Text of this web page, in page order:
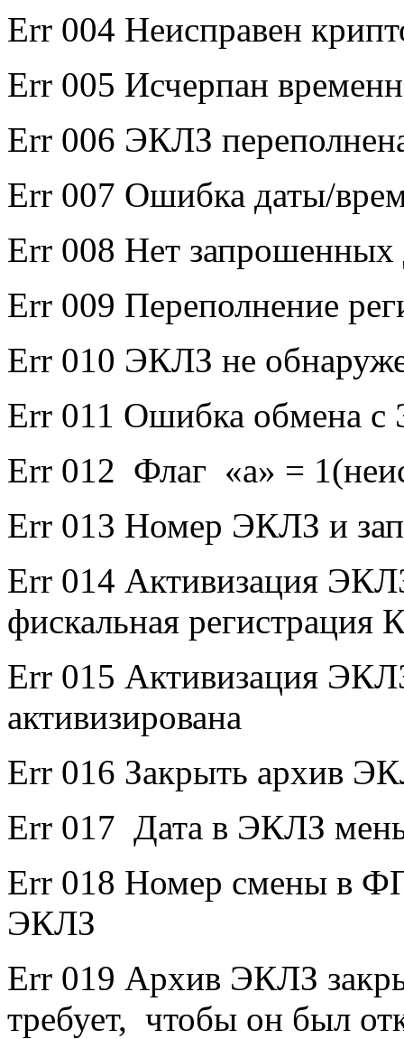
Err 004 Неисправен
Err 005 Исчерпан
Err 006 ЭКЛЗ
Err 007 Ошибка даты/
Err 008 Нет
Err 009 Переполнение
Err 010 ЭКЛЗ не
Err 011 Ошибка обмена
Err 012 Флаг «а» =
Err 013 Номер ЭКЛЗ и
Err 014 Активизация
фискальная
Err 015 Активизация
активизирована
Err 016 Закрыть архив
Err 017 Дата в ЭКЛЗ
Err 018 Номер смены в
ЭКЛЗ
Err 019 Архив ЭКЛЗ
требует, чтобы он был